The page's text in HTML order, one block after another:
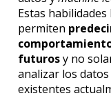
Estas habilidades
permiten
futurosy no
analizar los datos
existentes